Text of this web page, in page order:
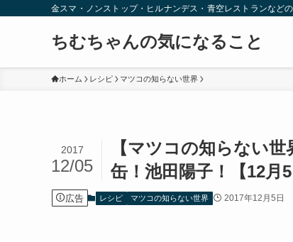
金スマ・ノンストップ・ヒルナンデス・青空レストランなど
ちむちゃんの気になること
ホーム レシピ マツコの知らない世界
【マツコの知らない
缶！池田陽子！【12月5
2017
12/05
広告 レシピ マツコの知らない世界 2017年12月5日